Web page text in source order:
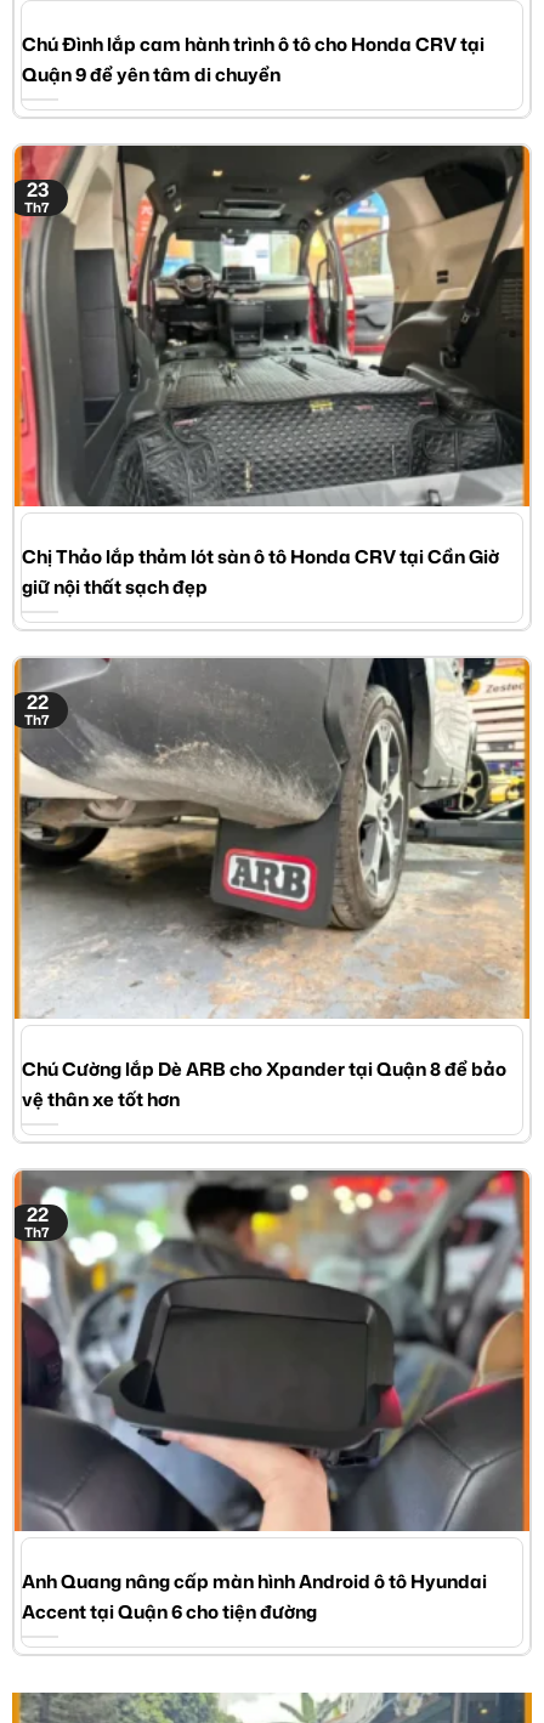
Chú Đình lắp cam hành trình ô tô cho Honda CRV tại
Quận 9 để yên tâm di chuyển
Chị Thảo lắp thảm lót sàn ô tô Honda CRV tại Cần Giờ
giữ nội thất sạch đẹp
23
Th7
Chú Cường lắp Dè ARB cho Xpander tại Quận 8 để bảo
vệ thân xe tốt hơn
22
Th7
Anh Quang nâng cấp màn hình Android ô tô Hyundai
Accent tại Quận 6 cho tiện đường
22
Th7